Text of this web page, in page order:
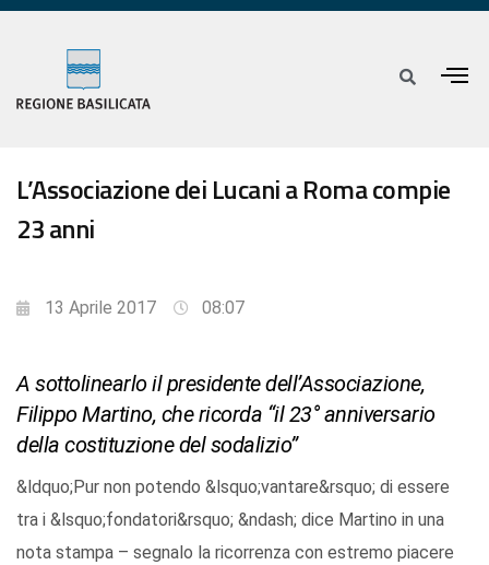
L’Associazione dei Lucani a Roma compie
23 anni
13 Aprile 2017 08:07
A sottolinearlo il presidente dell’Associazione,
Filippo Martino, che ricorda “il 23° anniversario
della costituzione del sodalizio”
&ldquo;Pur non potendo &lsquo;vantare&rsquo; di essere
tra i &lsquo;fondatori&rsquo; &ndash; dice Martino in una
nota stampa – segnalo la ricorrenza con estremo piacere